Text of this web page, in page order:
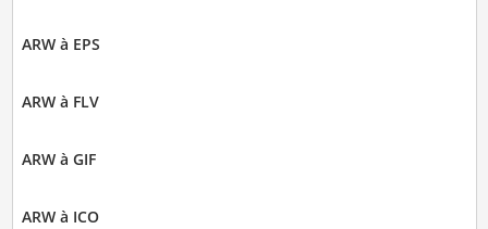
ARW à EPS
ARW à FLV
ARW à GIF
ARW à ICO